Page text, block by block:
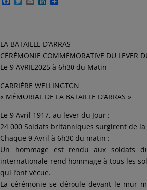
o
o
k
e
r
d
I
n
g
e
r
LA BATAILLE D’ARRAS
CÉRÉMONIE COMMÉMORATIVE DU LEVER
Le 9 AVRIL2025 à 6h30 du Matin
CARRIÈRE WELLINGTON
« MÉMORIAL DE LA BATAILLE D’ARRAS »
Le 9 Avril 1917, au lever du Jour :
24 000 Soldats britanniques surgirent de
Chaque 9 Avril à 6h30 du matin :
Un hommage est rendu aux soldats
internationale rend hommage à tous les
qui l’ont vécue.
La cérémonie se déroule devant le mur